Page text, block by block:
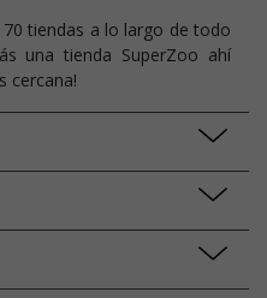
tiendas a lo largo de todo
una tienda SuperZoo ahí
cercana!